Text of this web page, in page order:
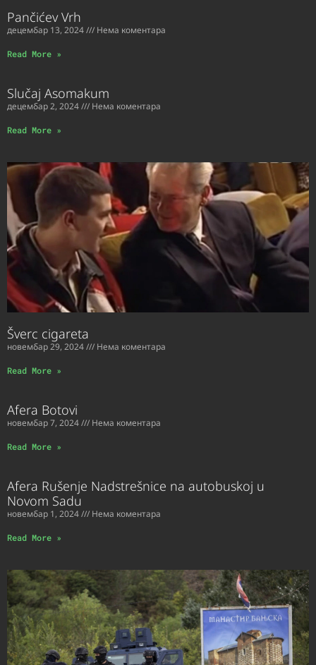
Pančićev Vrh
децембар 13, 2024 Нема коментара
Read More »
Slučaj Asomakum
децембар 2, 2024 Нема коментара
Read More »
Šverc cigareta
новембар 29, 2024 Нема коментара
Read More »
Afera Botovi
новембар 7, 2024 Нема коментара
Read More »
Afera Rušenje Nadstrešnice na autobuskoj u
Novom Sadu
новембар 1, 2024 Нема коментара
Read More »